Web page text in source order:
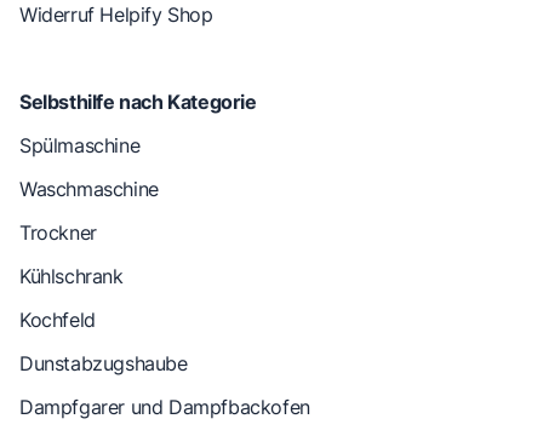
Widerruf Helpify Shop
Selbsthilfe nach Kategorie
Spülmaschine
Waschmaschine
Trockner
Kühlschrank
Kochfeld
Dunstabzugshaube
Dampfgarer und Dampfbackofen